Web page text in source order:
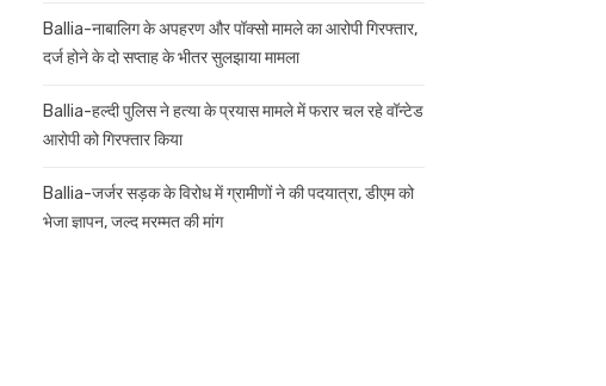
Ballia-नाबालिग के अपहरण और पॉक्सो मामले का आरोपी गिरफ्तार,
दर्ज होने के दो सप्ताह के भीतर सुलझाया मामला
Ballia-हल्दी पुलिस ने हत्या के प्रयास मामले में फरार चल रहे वॉन्टेड
आरोपी को गिरफ्तार किया
Ballia-जर्जर सड़क के विरोध में ग्रामीणों ने की पदयात्रा, डीएम को
भेजा ज्ञापन, जल्द मरम्मत की मांग